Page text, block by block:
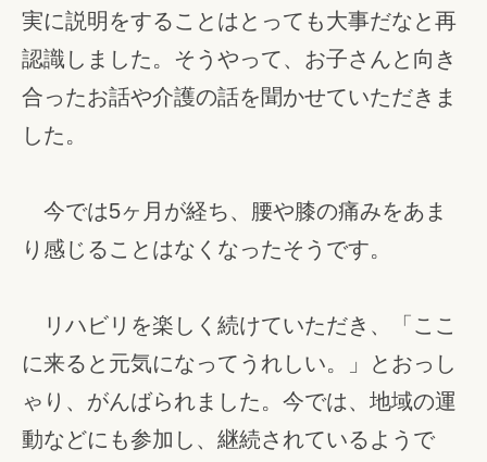
実に説明をすることはとっても大事だなと再
認識しました。そうやって、お子さんと向き
合ったお話や介護の話を聞かせていただきま
した。
今では5ヶ月が経ち、腰や膝の痛みをあま
り感じることはなくなったそうです。
リハビリを楽しく続けていただき、「ここ
に来ると元気になってうれしい。」とおっし
ゃり、がんばられました。今では、地域の運
動などにも参加し、継続されているようで